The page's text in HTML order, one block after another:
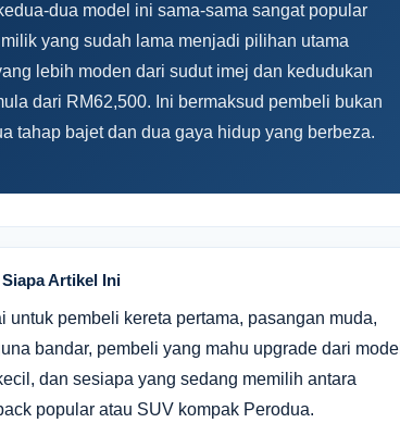
dua model ini sama-sama sangat popular
yang sudah lama menjadi pilihan utama
lebih moden dari sudut imej dan kedudukan
dari RM62,500. Ini bermaksud pembeli bukan
tahap bajet dan dua gaya hidup yang berbeza.
Artikel Ini
untuk pembeli kereta pertama, pasangan muda,
bandar, pembeli yang mahu upgrade dari model
dan sesiapa yang sedang memilih antara
popular atau SUV kompak Perodua.